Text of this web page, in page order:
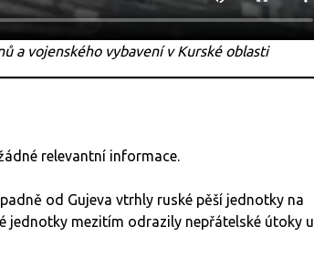
a vojenského vybavení v Kurské oblasti
relevantní informace.
od Gujeva vtrhly ruské pěší jednotky na
mezitím odrazily nepřátelské útoky u